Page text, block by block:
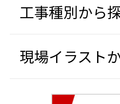
工事種別から
現場イラスト